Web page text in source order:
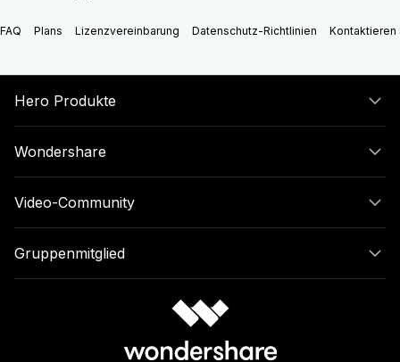
FAQ Plans Lizenzvereinbarung Datenschutz-Richtlinien Kontaktieren
Hero Produkte
Wondershare
Video-Community
Gruppenmitglied